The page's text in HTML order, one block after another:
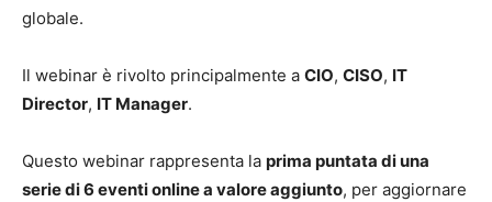
globale.
Il webinar è rivolto principalmente a CIO, CISO, IT
Director, IT Manager.
Questo webinar rappresenta la prima puntata di una
serie di 6 eventi online a valore aggiunto, per aggiornare